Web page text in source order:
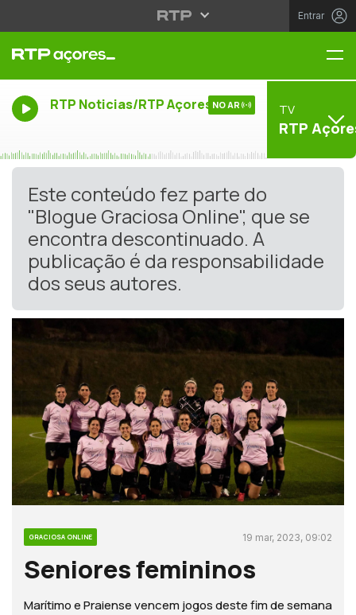
Entrar
RTP Noticias/RTP Açores NO AR TV
RTP
Este conteúdo fez parte do
"Blogue Graciosa Online", que se
encontra descontinuado. A
publicação é da responsabilidade
dos seus autores.
GRACIOSA ONLINE 19 mar, 2023, 09:02
Seniores femininos
Marítimo e Praiense vencem jogos deste fim de semana